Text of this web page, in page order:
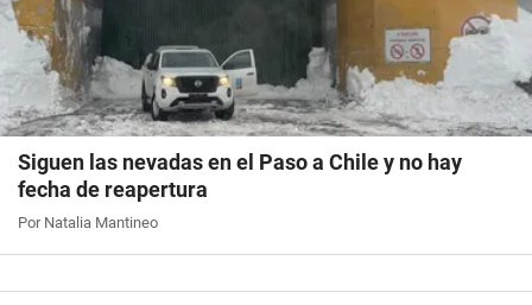
Siguen las nevadas en el Paso a Chile y no hay
fecha de reapertura
Por Natalia Mantineo